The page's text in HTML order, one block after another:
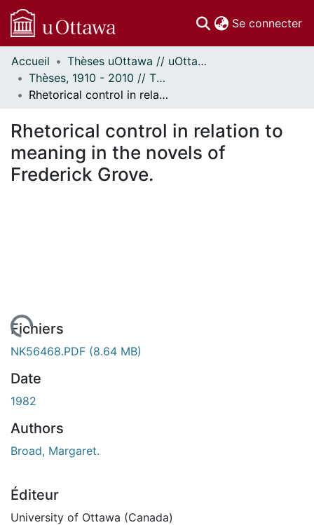
Se connecter
Communautés
et collections
Parcourir
À propos
Accueil
Thèses uOttawa // uOttawa Theses
Thèses, 1910 - 2010 // Theses, 1910 - 2010
Rhetorical control in relation to meaning in the novels of Frederick Grove.
Rhetorical control in relation to
meaning in the novels of
Frederick Grove.
En cours de chargement...
Fichiers
NK56468.PDF (8.64 MB)
Date
1982
Authors
Broad, Margaret.
Éditeur
University of Ottawa (Canada)